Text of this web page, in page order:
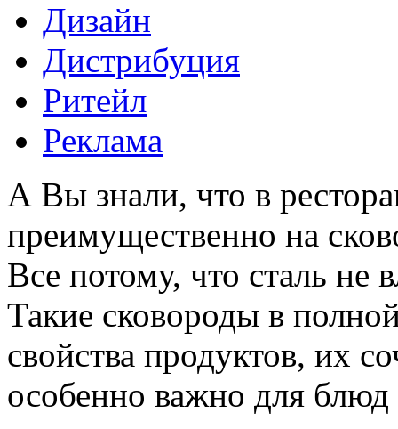
Дизайн
Дистрибуция
Ритейл
Реклама
А Вы знали, что в
преимущественно на
Все потому, что сталь не
Такие сковороды в
свойства продуктов, их
особенно важно для